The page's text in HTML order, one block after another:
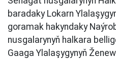
baradaky Lokarn
goramak hakyndaky
nusgalarynyň halkara
Gaaga Ylalaşygynyň